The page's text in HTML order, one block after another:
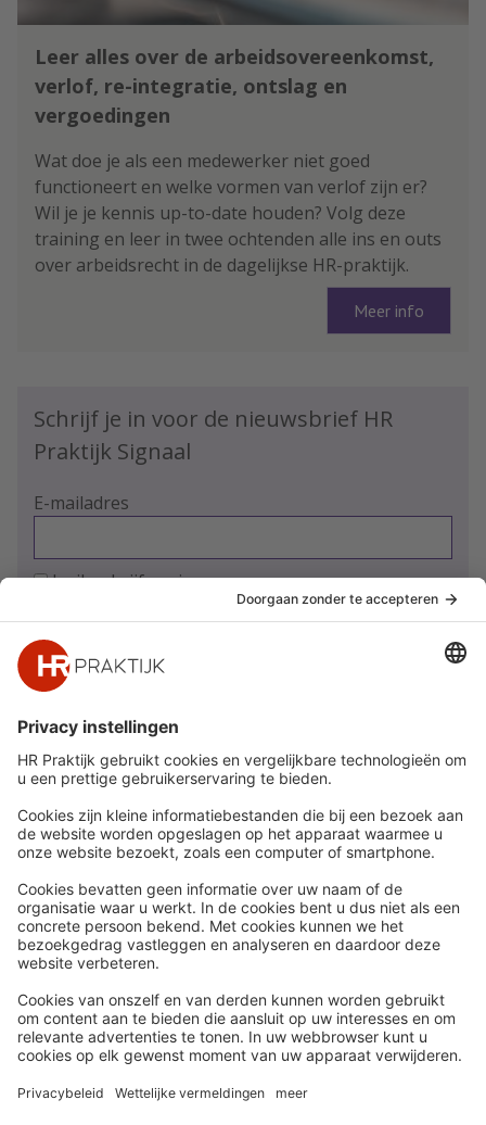
Leer alles over de arbeidsovereenkomst,
verlof, re-integratie, ontslag en
vergoedingen
Wat doe je als een medewerker niet goed
functioneert en welke vormen van verlof zijn er?
Wil je je kennis up-to-date houden? Volg deze
training en leer in twee ochtenden alle ins en outs
over arbeidsrecht in de dagelijkse HR-praktijk.
Meer info
Schrijf je in voor de nieuwsbrief HR
Praktijk Signaal
E-mailadres
Ja, ik schrijf me in
Snel naar
Nieuws
Whitepapers
Webinars
Word lid
Contact
Meer
HR Academy
HR Podcast
CHRO
HR Day
Volg Ons